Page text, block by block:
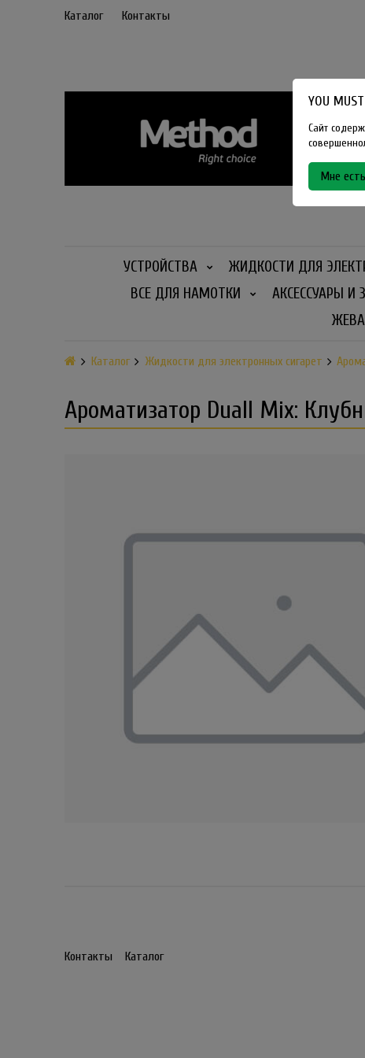
Каталог Контакты
УСТРОЙСТВА ЖИДКОСТИ ДЛЯ
ВСЕ ДЛЯ НАМОТКИ
АКСЕССУАРЫ И
Каталог Жидкости для электронных сигарет
Ароматизатор Duall Mix:
Контакты Каталог
YOU
Сайт
Мне